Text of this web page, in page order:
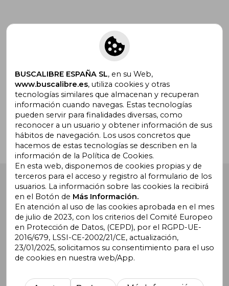
Suscríbete para recibir ofertas y
promociones
¿Necesitas ayuda?
Ir a Centro de Soporte
Buscalibre España . Calle Energía, 65, Nave 3 (08940),
Cornellà de Llobregat, Barcelona. Derechos Reservados.
Buscalibre Argentina| Buscalibre Chile
Buscalibre Uruguay|Buscalibre México|Buscalibre
BUSCALIBRE ESPAÑA SL, en su Web,
www.buscalibre.es, utiliza cookies y otras
tecnologías similares que almacenan y recuperan
información cuando navegas. Estas tecnologías
pueden servir para finalidades diversas, como
reconocer a un usuario y obtener información de sus
hábitos de navegación. Los usos concretos que
hacemos de estas tecnologías se describen en la
información de la Política de Cookies.
En esta web, disponemos de cookies propias y de
terceros para el acceso y registro al formulario de los
usuarios. La información sobre las cookies la recibirá
en el Botón de Más Información.
En atención al uso de las cookies aprobada en el mes
de julio de 2023, con los criterios del Comité Europeo
en Protección de Datos, (CEPD), por el RGPD-UE-
2016/679, LSSI-CE-2002/21/CE, actualización,
23/01/2025, solicitamos su consentimiento para el uso
de cookies en nuestra web/App.